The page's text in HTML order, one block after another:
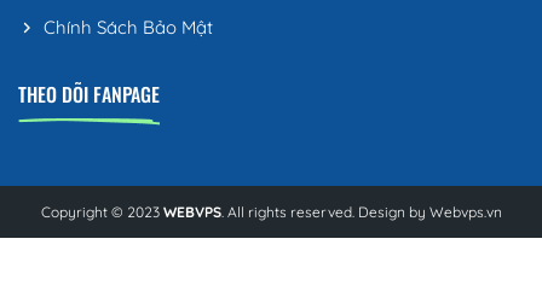
Chính Sách Bảo Mật
THEO DÕI FANPAGE
Copyright © 2023 WEBVPS. All rights reserved. Design by Webvps.vn